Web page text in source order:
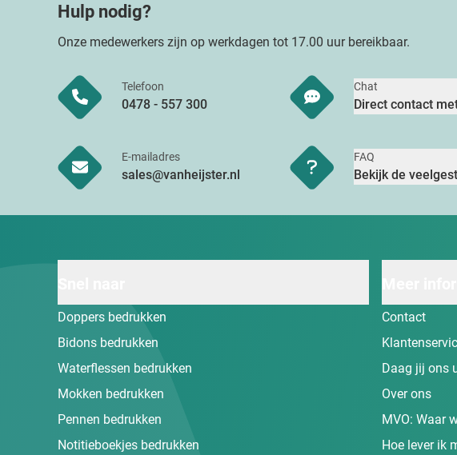
Hulp nodig?
Onze medewerkers zijn op werkdagen tot 17.00 uur bereikbaar.
Telefoon
0478 - 557 300
Chat
Direct contact
E-mailadres
sales@vanheijster.nl
FAQ
Bekijk de
Doppers bedrukken
Bidons bedrukken
Waterflessen bedrukken
Mokken bedrukken
Pennen bedrukken
Notitieboekjes bedrukken
Contact
Daag jij ons
Over ons
MVO: Waar
Hoe lever ik